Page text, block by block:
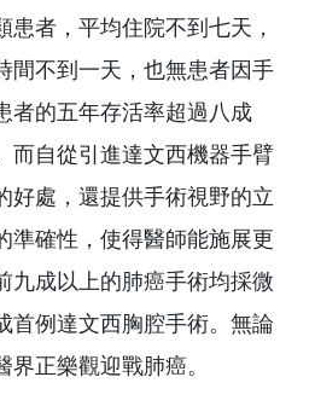
患者，平均住院不到七天，
間不到一天，也無患者因手
者的五年存活率超過八成
而自從引進達文西機器手臂
好處，還提供手術視野的立
準確性，使得醫師能施展更
九成以上的肺癌手術均採微
首例達文西胸腔手術。無論
正樂觀迎戰肺癌。